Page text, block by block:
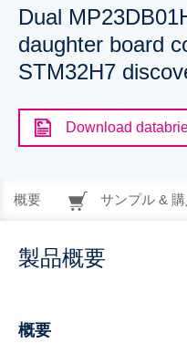
Dual
daughter board
STM32H7
Download
概要 サンプル & 購
製品概要
概要